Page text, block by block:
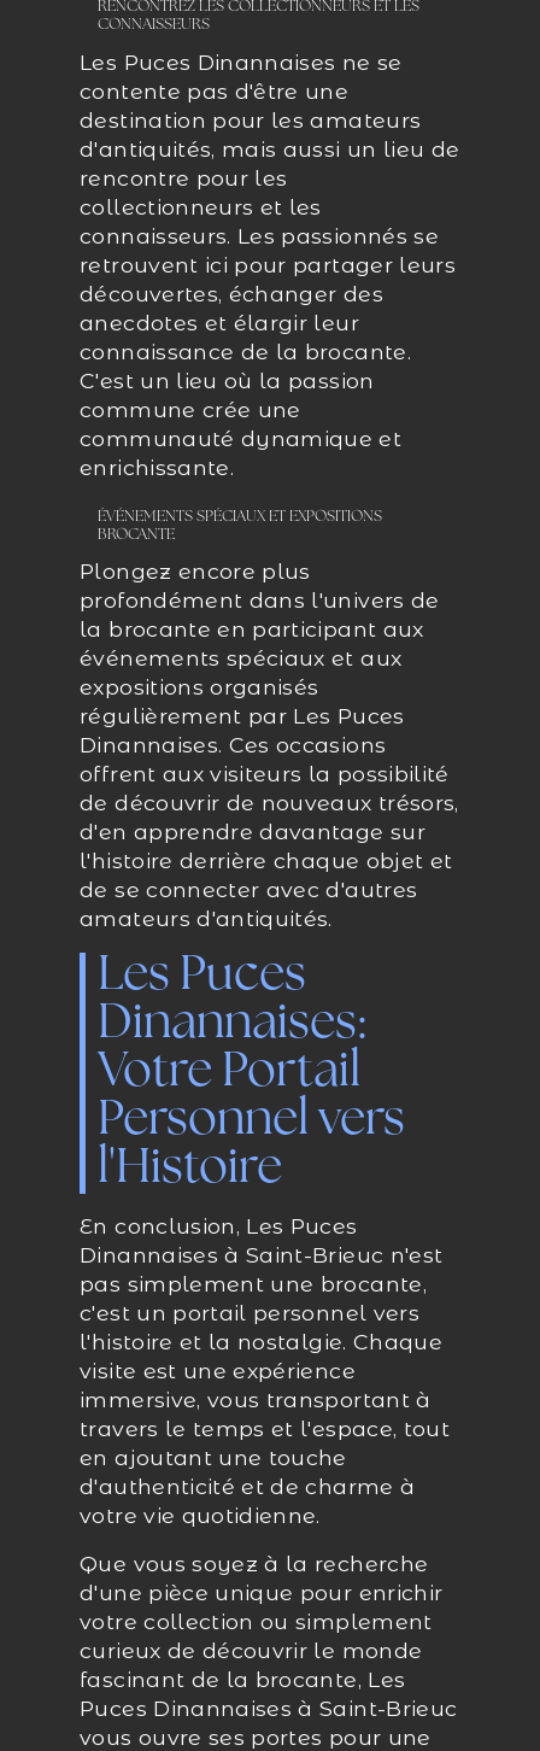
RENCONTREZ LES COLLECTIONNEURS ET LES
CONNAISSEURS
Les Puces Dinannaises ne se
contente pas d'être une
destination pour les amateurs
d'antiquités, mais aussi un lieu de
rencontre pour les
collectionneurs et les
connaisseurs. Les passionnés se
retrouvent ici pour partager leurs
découvertes, échanger des
anecdotes et élargir leur
connaissance de la brocante.
C'est un lieu où la passion
commune crée une
communauté dynamique et
enrichissante.
ÉVÉNEMENTS SPÉCIAUX ET EXPOSITIONS
BROCANTE
Plongez encore plus
profondément dans l'univers de
la brocante en participant aux
événements spéciaux et aux
expositions organisés
régulièrement par Les Puces
Dinannaises. Ces occasions
offrent aux visiteurs la possibilité
de découvrir de nouveaux trésors,
d'en apprendre davantage sur
l'histoire derrière chaque objet et
de se connecter avec d'autres
amateurs d'antiquités.
Les Puces
Dinannaises:
Votre Portail
Personnel vers
l'Histoire
En conclusion, Les Puces
Dinannaises à Saint-Brieuc n'est
pas simplement une brocante,
c'est un portail personnel vers
l'histoire et la nostalgie. Chaque
visite est une expérience
immersive, vous transportant à
travers le temps et l'espace, tout
en ajoutant une touche
d'authenticité et de charme à
votre vie quotidienne.
Que vous soyez à la recherche
d'une pièce unique pour enrichir
votre collection ou simplement
curieux de découvrir le monde
fascinant de la brocante, Les
Puces Dinannaises à Saint-Brieuc
vous ouvre ses portes pour une